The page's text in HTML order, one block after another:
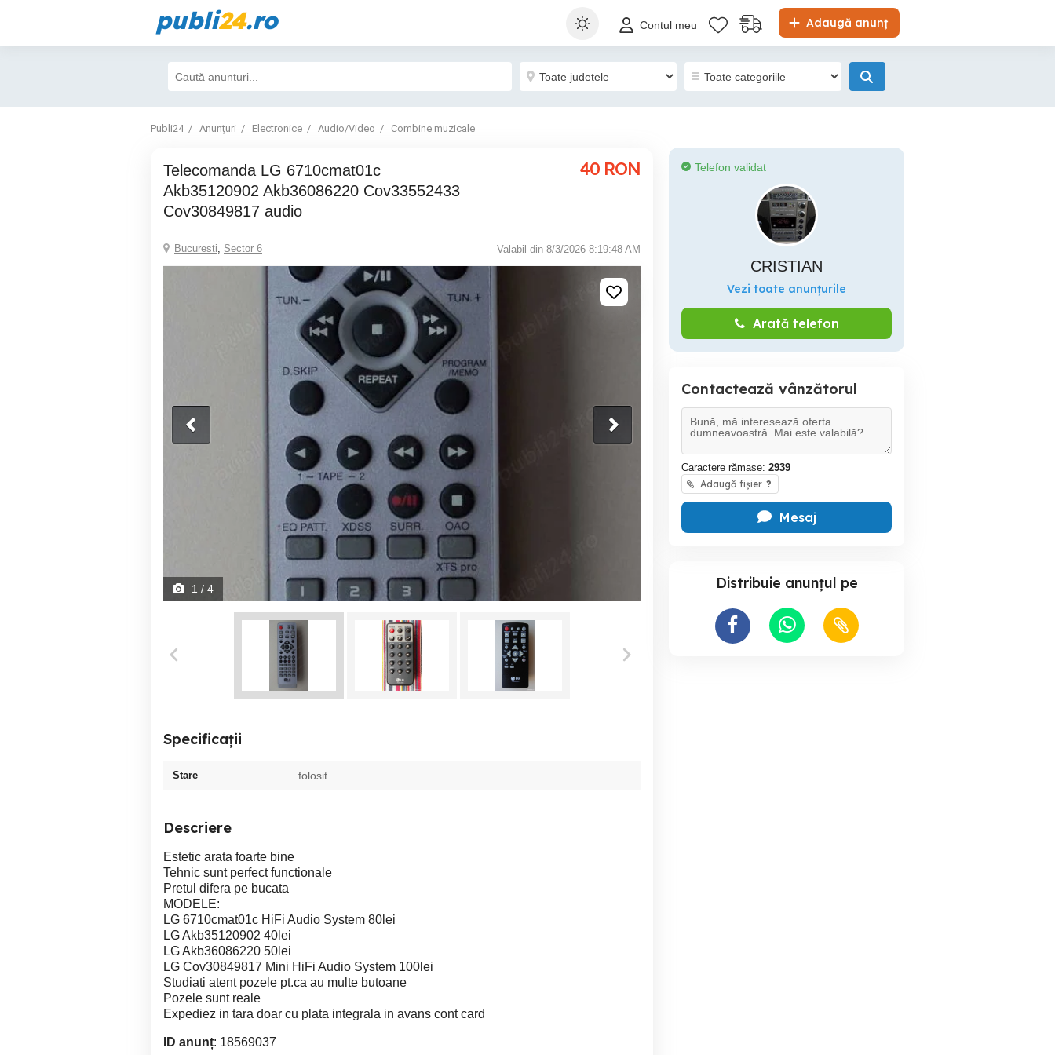
publi24.ro Adaugă anunț
Contul meu
Publi24 Anunțuri Electronice Audio/Video Combine muzicale
Telecomanda LG 6710cmat01c
Akb35120902 Akb36086220 Cov33552433
Cov30849817 audio
40 RON
Bucuresti, Sector 6 Valabil din 8/3/2026 8:19:48 AM
1 / 4
Specificații
Stare folosit
Descriere
Estetic arata foarte bine
Tehnic sunt perfect functionale
Pretul difera pe bucata
MODELE:
LG 6710cmat01c HiFi Audio System 80lei
LG Akb35120902 40lei
LG Akb36086220 50lei
LG Cov30849817 Mini HiFi Audio System 100lei
Studiati atent pozele pt.ca au multe butoane
Pozele sunt reale
Expediez in tara doar cu plata integrala in avans cont card
ID anunț: 18569037
Telefon validat
CRISTIAN
Vezi toate anunțurile
Arată telefon
Contactează vânzătorul
Caractere rămase: 2939
Adaugă fișier ?
Mesaj
Distribuie anunțul pe